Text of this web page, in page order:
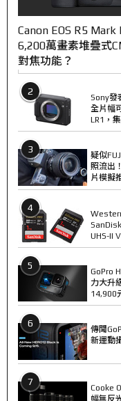
Canon EOS R5
6,200萬畫素堆疊式
對焦功能？
2
Sony發
全片幅
LR1，
3
疑似
照流出
片模擬
4
UHS-II
5
GoPro
力大升
14,900
6
傳聞
新運動
7
Cooke
幅無反